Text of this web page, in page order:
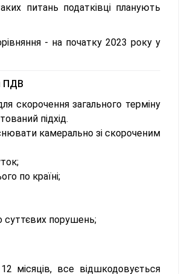
питань податківці планують
- на початку 2023 року у
ПДВ
скорочення загального терміну
підхід.
камерально зі скороченим
по країні;
суттєвих порушень;
місяців, все відшкодовується